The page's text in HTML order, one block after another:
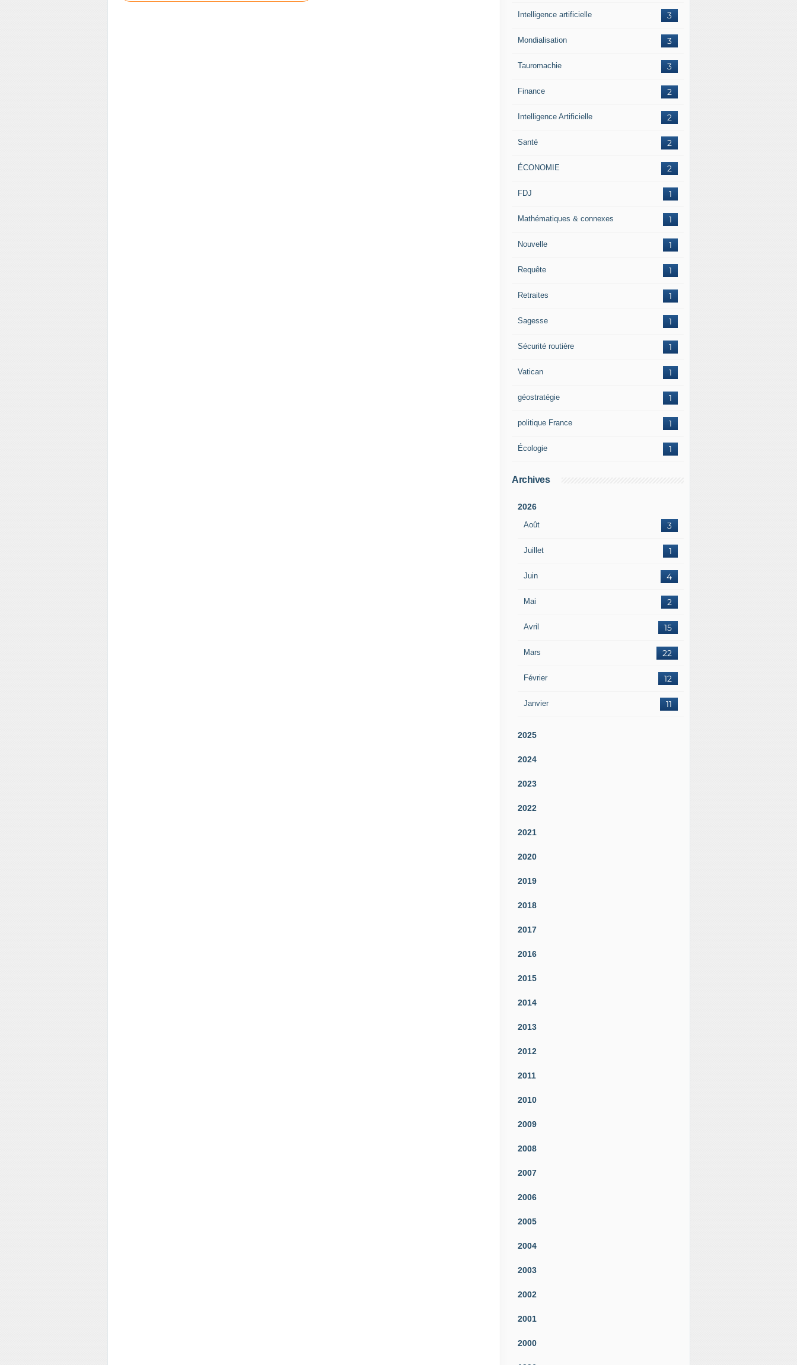
3
Intelligence artificielle
3
Mondialisation
3
Tauromachie
2
Finance
2
Intelligence Artificielle
2
Santé
2
ÉCONOMIE
1
FDJ
1
Mathématiques & connexes
1
Nouvelle
1
Requête
1
Retraites
1
Sagesse
1
Sécurité routière
1
Vatican
1
géostratégie
1
politique France
1
Écologie
Archives
2026
Août 3
Juillet 1
Juin 4
Mai 2
Avril 15
Mars 22
Février 12
Janvier 11
2025
2024
2023
2022
2021
2020
2019
2018
2017
2016
2015
2014
2013
2012
2011
2010
2009
2008
2007
2006
2005
2004
2003
2002
2001
2000